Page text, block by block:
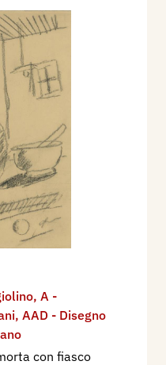
, A -
, AAD - Disegno
con fiasco